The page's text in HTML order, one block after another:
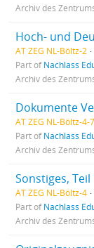
Archiv des
Hoch- und
AT ZEG NL-Böltz-2
Part ofNachlass
Archiv des
Dokumente
AT ZEG NL-Böltz-4-7
Part ofNachlass
Archiv des
Sonstiges, Teil
AT ZEG NL-Böltz-4
Part ofNachlass
Archiv des